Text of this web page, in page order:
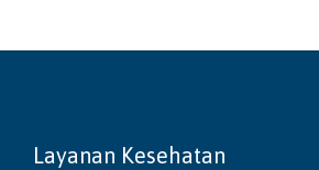
Layanan Kesehatan